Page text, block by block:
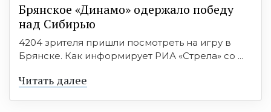
Брянское «Динамо» одержало победу
над Сибирью
4204 зрителя пришли посмотреть на игру в
Брянске. Как информирует РИА «Стрела» со ...
Читать далее